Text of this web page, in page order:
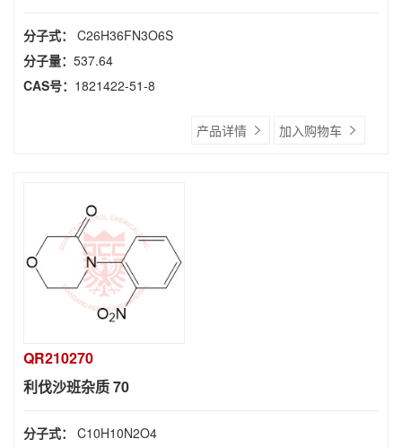
分子式： C26H36FN3O6S
分子量： 537.64
CAS号： 1821422-51-8
产品详情 加入购物车
QR210270
利伐沙班杂质 70
分子式： C10H10N2O4